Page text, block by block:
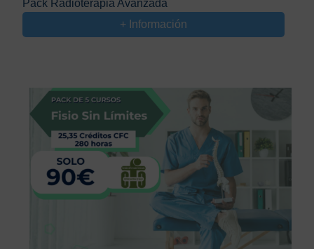
Pack Radioterapia Avanzada
+ Información